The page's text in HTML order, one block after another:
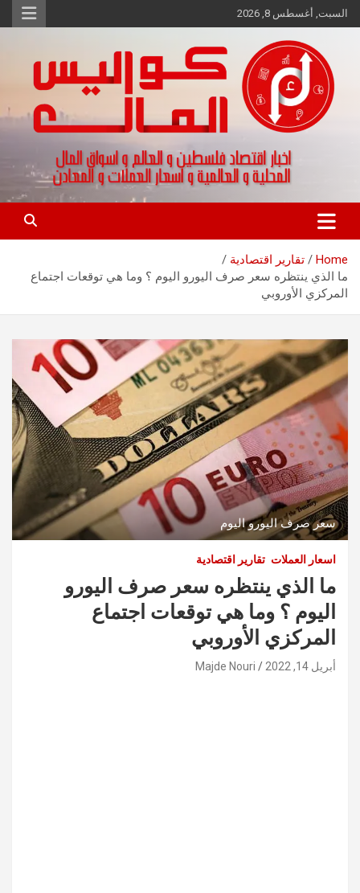
Skip
to
السبت, أغسطس 8, 2026
كواليس المال
اخبار اقتصاد فلسطين و العالم و تقارير اسواق المال و العملات
Home
تقارير اقتصادية
ما الذي ينتظره سعر صرف اليورو اليوم ؟ وما هي توقعات اجتماع
المركزي الأوروبي
سعر صرف اليورو اليوم
اسعار العملات تقارير اقتصادية
ما الذي ينتظره سعر صرف اليورو
اليوم ؟ وما هي توقعات اجتماع
المركزي الأوروبي
أبريل 14, 2022 Majde Nouri